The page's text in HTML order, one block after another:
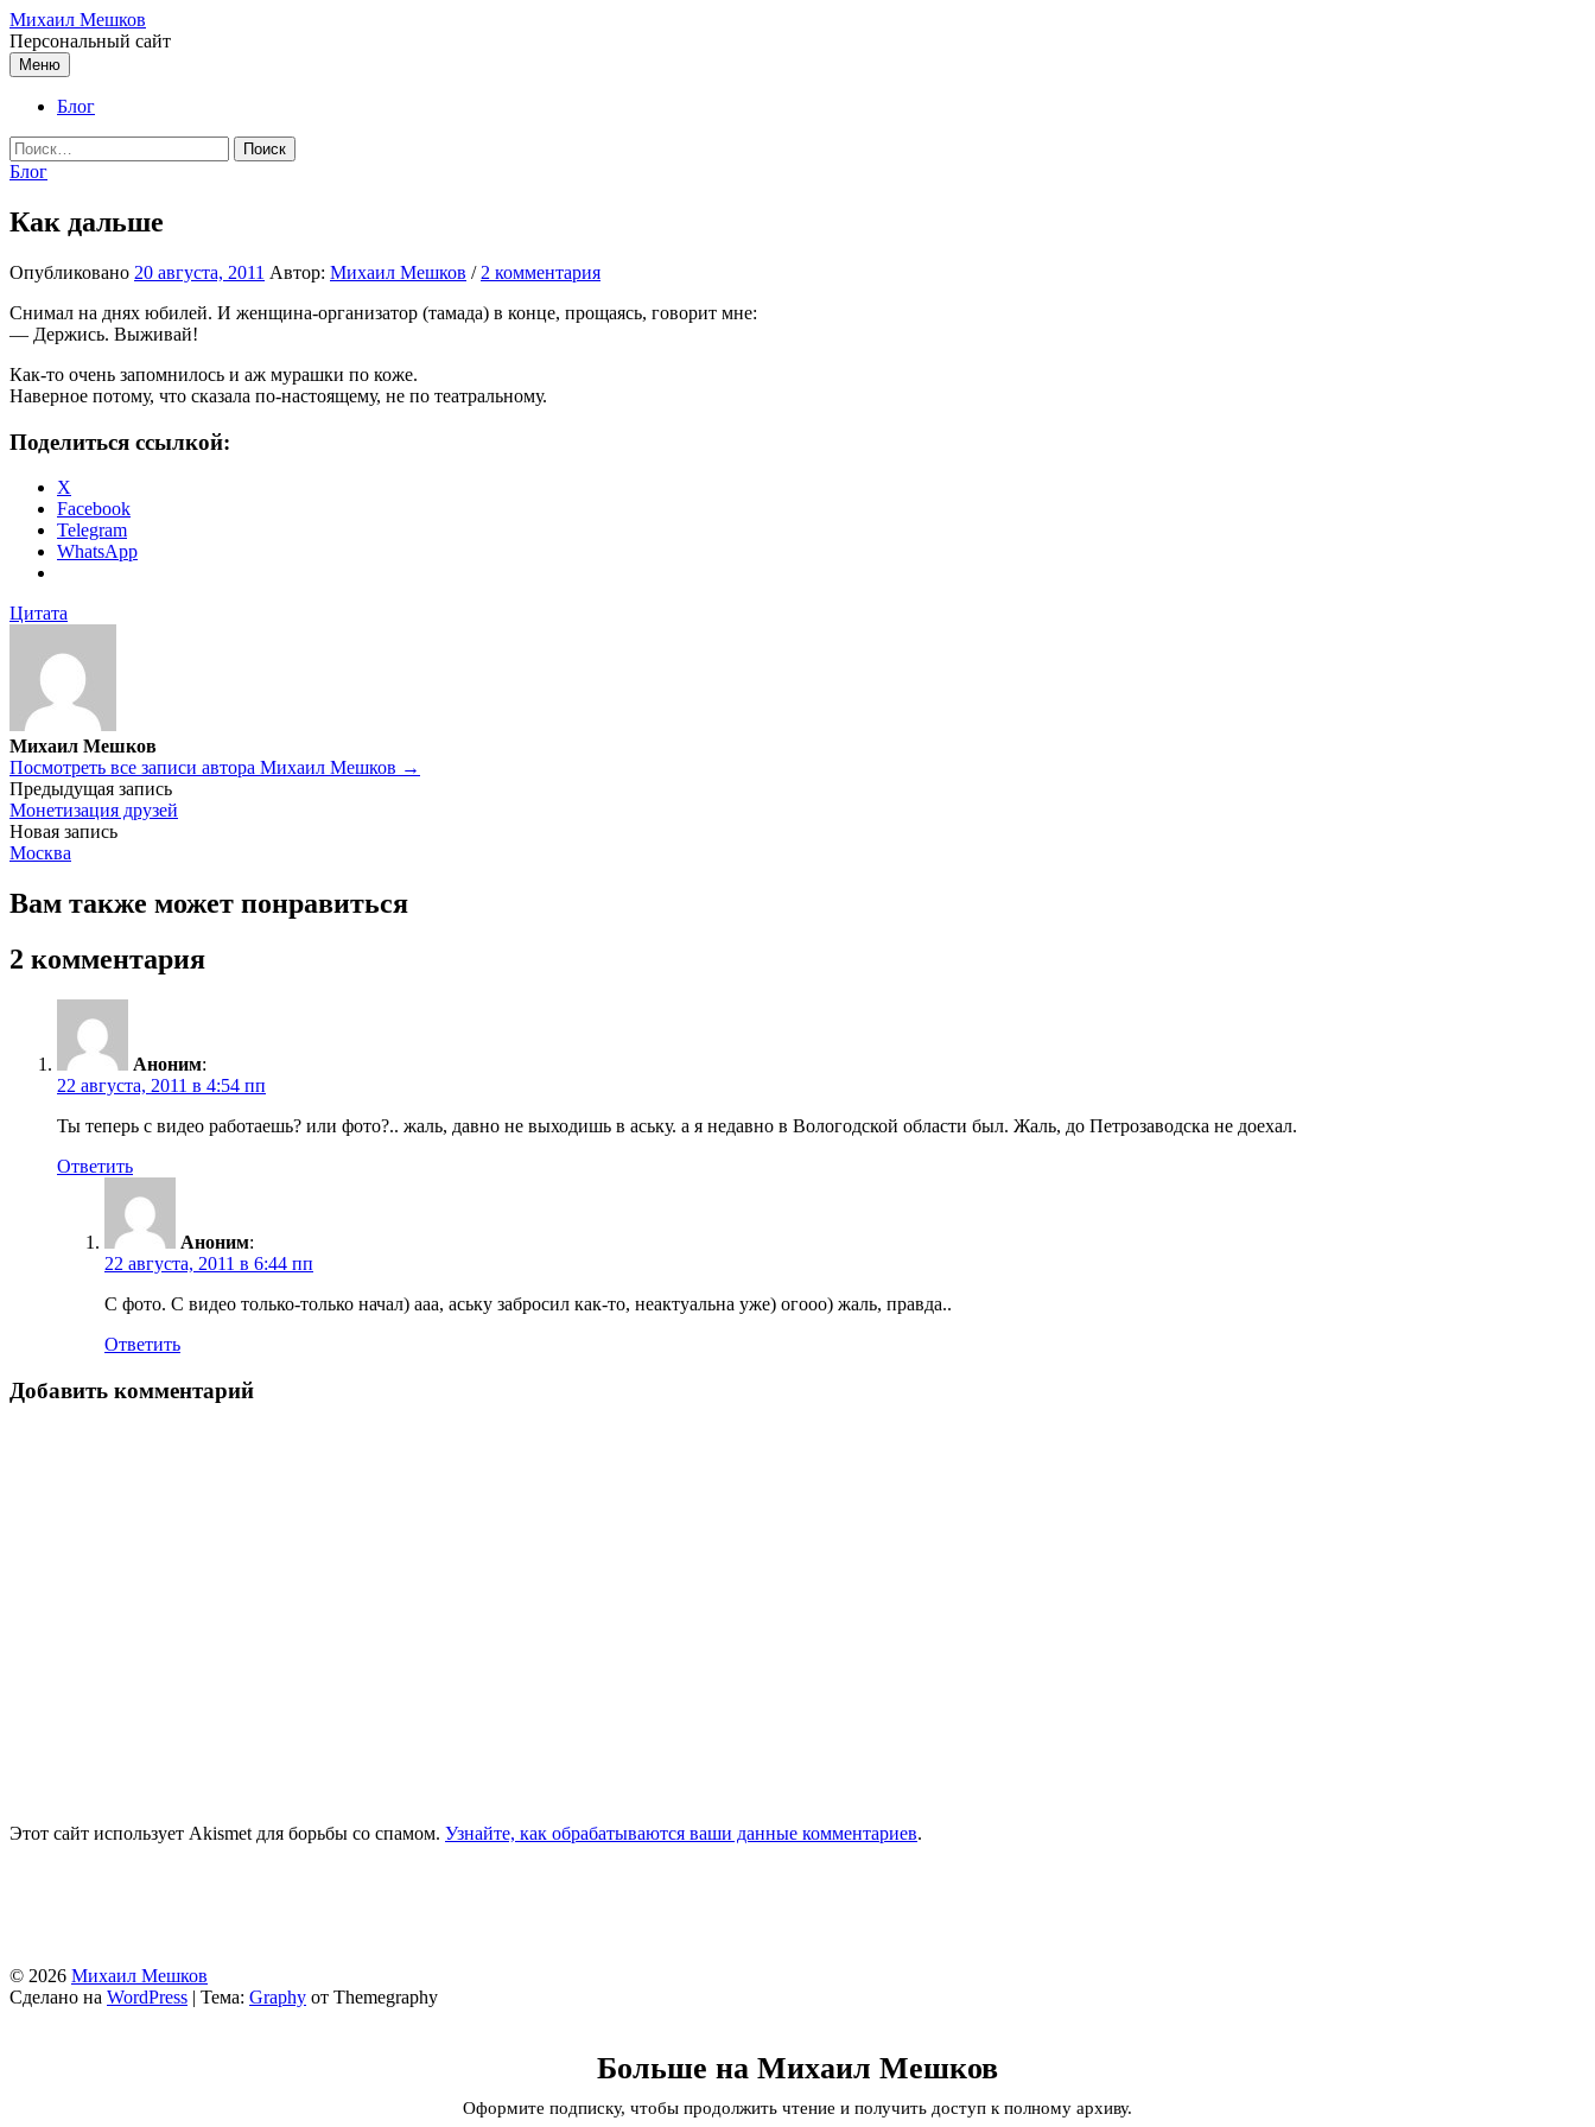
Перейти
к
содержимому
Михаил Мешков
Персональный сайт
Меню
Блог
Найти:
Блог
Как дальше
Опубликовано 20 августа, 2011 Автор: Михаил Мешков / 2 комментария
Снимал на днях юбилей. И женщина-организатор (тамада) в конце, прощаясь, говорит мне:
— Держись. Выживай!
Как-то очень запомнилось и аж мурашки по коже.
Наверное потому, что сказала по-настоящему, не по театральному.
Поделиться ссылкой:
X
Facebook
Telegram
WhatsApp
Цитата
Михаил Мешков
Посмотреть все записи автора Михаил Мешков →
Навигация
по
записям
Предыдущая запись
Монетизация друзей
Новая запись
Москва
Вам также может понравиться
2 комментария
Аноним:
22 августа, 2011 в 4:54 пп
Ты теперь с видео работаешь? или фото?.. жаль, давно не выходишь в аську. а я недавно в Вологодской области был. Жаль, до Петрозаводска не доехал.
Ответить
Аноним:
22 августа, 2011 в 6:44 пп
С фото. С видео только-только начал) ааа, аську забросил как-то, неактуальна уже) огооо) жаль, правда..
Ответить
Добавить комментарий
Этот сайт использует Akismet для борьбы со спамом. Узнайте, как обрабатываются ваши данные комментариев.
© 2026 Михаил Мешков
Сделано на WordPress | Тема: Graphy от Themegraphy
Больше на Михаил Мешков
Оформите подписку, чтобы продолжить чтение и получить доступ к полному архиву.